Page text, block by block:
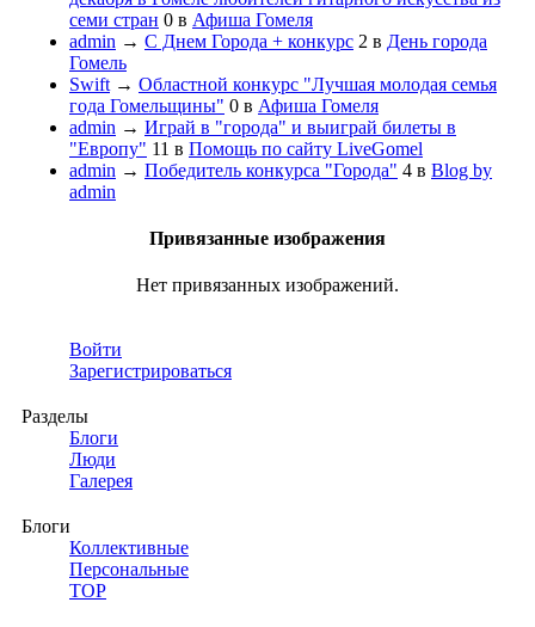
семи стран 0 в Афиша Гомеля
admin → С Днем Города + конкурс 2 в День города
Гомель
Swift → Областной конкурс "Лучшая молодая семья
года Гомельщины" 0 в Афиша Гомеля
admin → Играй в "города" и выиграй билеты в
"Европу" 11 в Помощь по сайту LiveGomel
admin → Победитель конкурса "Города" 4 в Blog by
admin
Привязанные изображения
Нет привязанных изображений.
Войти
Зарегистрироваться
Разделы
Блоги
Люди
Галерея
Блоги
Коллективные
Персональные
TOP